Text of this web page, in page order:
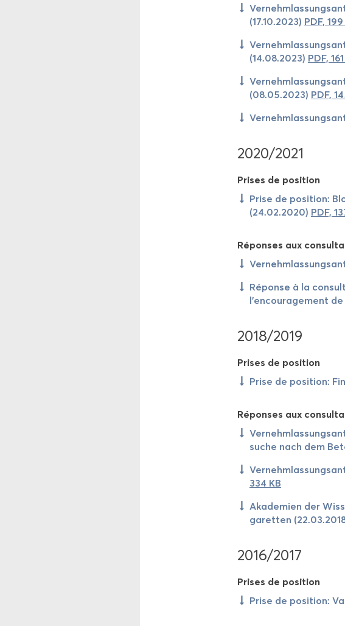
(17.10.2023) PDF, 199
(14.08.2023) PDF,
(08.05.2023) PDF,
2020/2021
Prises de po­si­tion
Prise de po­si­tion:
(24.02.2020) PDF,
Ré­ponses aux
Ré­ponse à la
l’en­cou­ra­ge­ment
2018/2019
Prises de po­si­tion
Prise de po­si­tion:
Ré­ponses aux
suche nach dem
334 KB
Aka­de­mien der
ga­ret­ten
2016/2017
Prises de po­si­tion
Prise de po­si­tion: